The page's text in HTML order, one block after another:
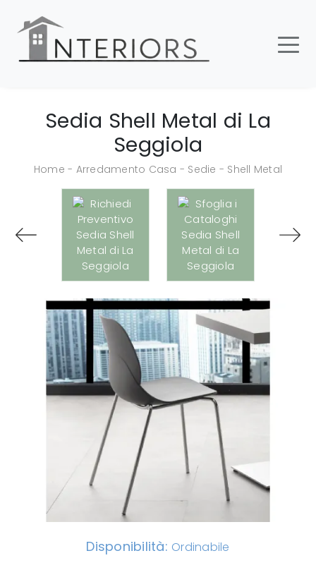
Sedia Shell Metal di La
Seggiola
Home - Arredamento Casa - Sedie - Shell Metal
Disponibilità: Ordinabile